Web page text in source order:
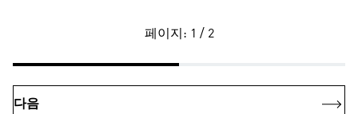
페이지: 1 / 2
다음